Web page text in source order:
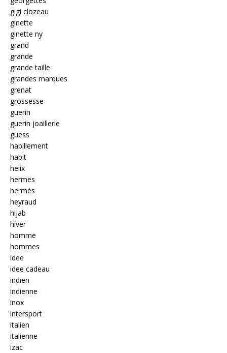
gigi clozeau
ginette
ginette ny
grand
grande
grande taille
grandes marques
grenat
grossesse
guerin
guerin joaillerie
guess
habillement
habit
helix
hermes
hermès
heyraud
hijab
hiver
homme
hommes
idee
idee cadeau
indien
indienne
inox
intersport
italien
italienne
izac